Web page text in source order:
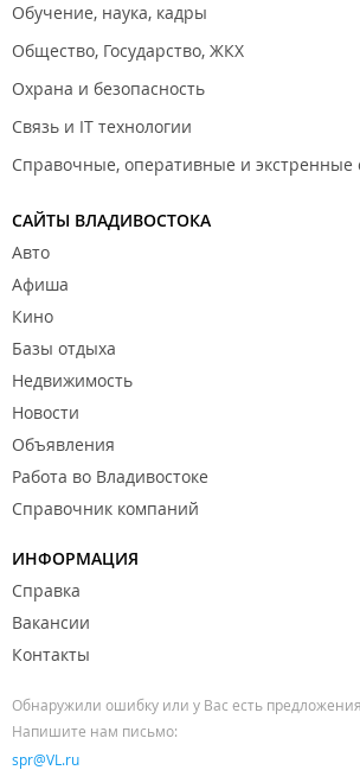
Обучение, наука, кадры
Общество, Государство, ЖКХ
Охрана и безопасность
Связь и IT технологии
Справочные, оперативные и экстренные
САЙТЫ ВЛАДИВОСТОКА
Авто
Афиша
Кино
Базы отдыха
Недвижимость
Новости
Объявления
Работа во Владивостоке
Справочник компаний
ИНФОРМАЦИЯ
Справка
Вакансии
Контакты
Обнаружили ошибку или у Вас есть
Напишите нам письмо:
spr@VL.ru